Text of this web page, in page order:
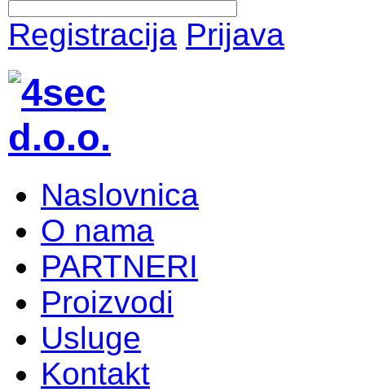
Registracija Prijava
Naslovnica
O nama
PARTNERI
Proizvodi
Usluge
Kontakt